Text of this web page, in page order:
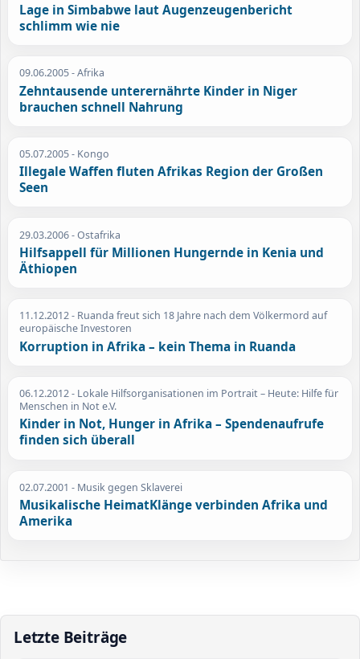
Lage in Simbabwe laut Augenzeugenbericht
schlimm wie nie
09.06.2005- Afrika
Zehntausende unterernährte Kinder in Niger
brauchen schnell Nahrung
05.07.2005- Kongo
Illegale Waffen fluten Afrikas Region der Großen
Seen
29.03.2006- Ostafrika
Hilfsappell für Millionen Hungernde in Kenia und
Äthiopen
11.12.2012- Ruanda freut sich 18 Jahre nach dem Völkermord auf
europäische Investoren
Korruption in Afrika – kein Thema in Ruanda
06.12.2012- Lokale Hilfsorganisationen im Portrait – Heute: Hilfe für
Menschen in Not e.V.
Kinder in Not, Hunger in Afrika – Spendenaufrufe
finden sich überall
02.07.2001 - Musik gegen Sklaverei
Musikalische HeimatKlänge verbinden Afrika und
Amerika
Letzte Beiträge